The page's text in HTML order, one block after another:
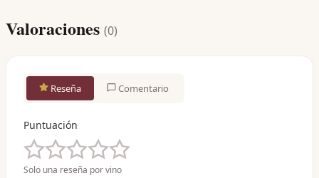
Valoraciones (0)
Reseña Comentario
Puntuación
Solo una reseña por vino